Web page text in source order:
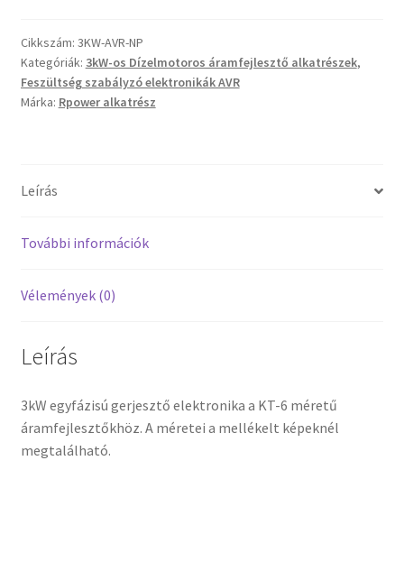
mennyiség
Cikkszám: 3KW-AVR-NP
Kategóriák: 3kW-os Dízelmotoros áramfejlesztő alkatrészek,
Feszültség szabályzó elektronikák AVR
Márka: Rpower alkatrész
Leírás
További információk
Vélemények (0)
Leírás
3kW egyfázisú gerjesztő elektronika a KT-6 méretű
áramfejlesztőkhöz. A méretei a mellékelt képeknél
megtalálható.